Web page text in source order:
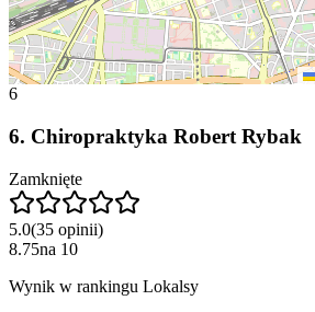
6
6. Chiropraktyka Robert Rybak
Zamknięte
5.0(35 opinii)
8.75na 10
Wynik w rankingu Lokalsy